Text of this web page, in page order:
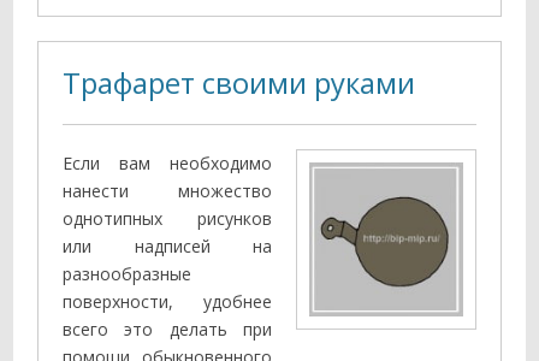
Трафарет своими руками
Если вам необходимо
нанести множество
однотипных рисунков
или надписей на
разнообразные
поверхности, удобнее
всего это делать при